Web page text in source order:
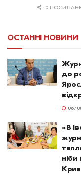
0 ПОСИЛАНЬ
ОСТАННІ НОВИНИ
до
06/
«В
ніби